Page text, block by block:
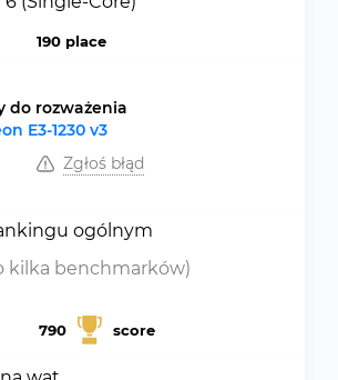
190 place
do rozważenia
E3-1230 v3
Zgłoś błąd
ogólnym
kilka benchmarków)
790 score